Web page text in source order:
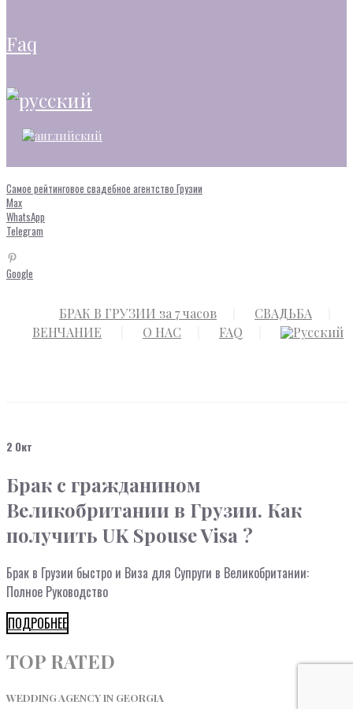
faq
Самое рейтинговое свадебное агентство Грузии
Max
WhatsApp
Telegram
Google
БРАК В ГРУЗИИ за 7 часов
СВАДЬБА
ВЕНЧАНИЕ
О НАС FAQ
2 Окт
Брак c гражданином
Великобритании в Грузии. Как
получить UK Spouse Visa ?
Брак в Грузии быстро и Виза для Супруги в Великобритании:
Полное Руководство
ПОДРОБНЕЕ
TOP RATED
WEDDING AGENCY IN GEORGIA